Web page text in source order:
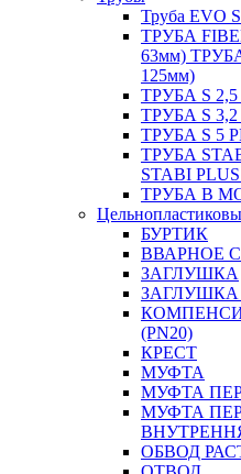
Труба EVO
ТРУБА
63мм)
125мм)
ТРУБА S 2,5
ТРУБА S 3,2
ТРУБА S 5
ТРУБА
STABI PLUS
ТРУБА В
БУРТИК
ВВАРНОЕ
ЗАГЛУШКА
(PN20)
КРЕСТ
МУФТА
МУФТА
МУФТА
ОБВОД